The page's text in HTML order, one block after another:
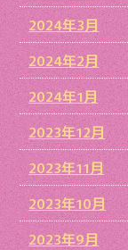
2024年3月
2024年2月
2024年1月
2023年12月
2023年11月
2023年10月
2023年9月